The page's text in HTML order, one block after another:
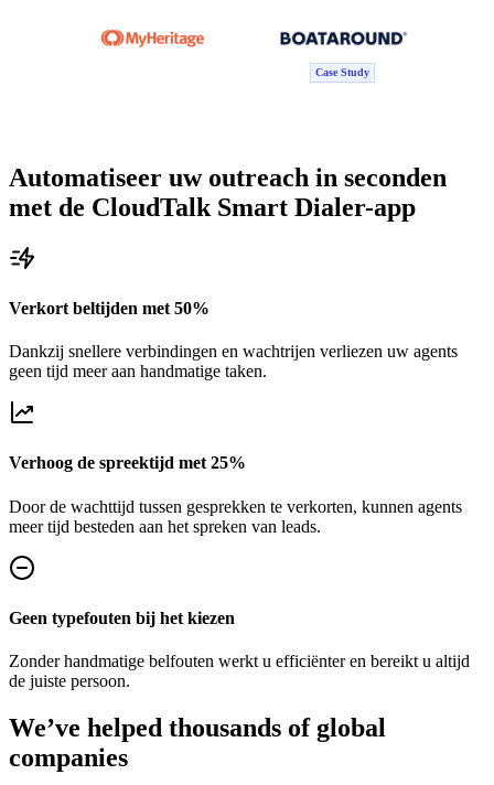
Case Study
Automatiseer uw outreach in seconden
met de CloudTalk Smart Dialer-app
Verkort beltijden met 50%
Dankzij snellere verbindingen en wachtrijen verliezen uw agents
geen tijd meer aan handmatige taken.
Verhoog de spreektijd met 25%
Door de wachttijd tussen gesprekken te verkorten, kunnen agents
meer tijd besteden aan het spreken van leads.
Geen typefouten bij het kiezen
Zonder handmatige belfouten werkt u efficiënter en bereikt u altijd
de juiste persoon.
We’ve helped thousands of global
companies